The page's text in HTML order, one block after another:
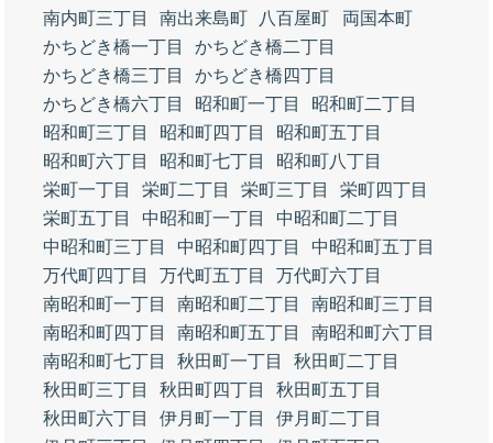
南内町三丁目
南出来島町 八百屋町
両国本町
かちどき橋一丁目
かちどき橋二丁目
かちどき橋三丁目
かちどき橋四丁目
かちどき橋六丁目
昭和町一丁目
昭和町二丁目
昭和町三丁目
昭和町四丁目
昭和町五丁目
昭和町六丁目
昭和町七丁目
昭和町八丁目
栄町一丁目
栄町二丁目 栄町三丁目
栄町四丁目
栄町五丁目
中昭和町一丁目
中昭和町二丁目
中昭和町三丁目
中昭和町四丁目
中昭和町五丁目
万代町四丁目
万代町五丁目
万代町六丁目
南昭和町一丁目
南昭和町二丁目
南昭和町三丁目
南昭和町四丁目
南昭和町五丁目
南昭和町六丁目
南昭和町七丁目
秋田町一丁目
秋田町二丁目
秋田町三丁目
秋田町四丁目
秋田町五丁目
秋田町六丁目
伊月町一丁目
伊月町二丁目